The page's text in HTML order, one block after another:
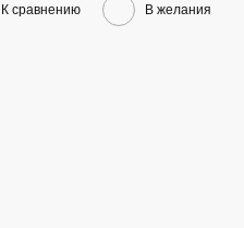
К сравнению В желания